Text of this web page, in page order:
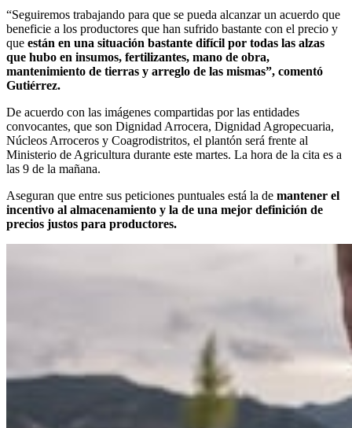
“Seguiremos trabajando para que se pueda alcanzar un acuerdo que
beneficie a los productores que han sufrido bastante con el precio y
que están en una situación bastante difícil por todas las alzas
que hubo en insumos, fertilizantes, mano de obra,
mantenimiento de tierras y arreglo de las mismas”, comentó
Gutiérrez.
De acuerdo con las imágenes compartidas por las entidades
convocantes, que son Dignidad Arrocera, Dignidad Agropecuaria,
Núcleos Arroceros y Coagrodistritos, el plantón será frente al
Ministerio de Agricultura durante este martes. La hora de la cita es a
las 9 de la mañana.
Aseguran que entre sus peticiones puntuales está la de mantener el
incentivo al almacenamiento y la de una mejor definición de
precios justos para productores.